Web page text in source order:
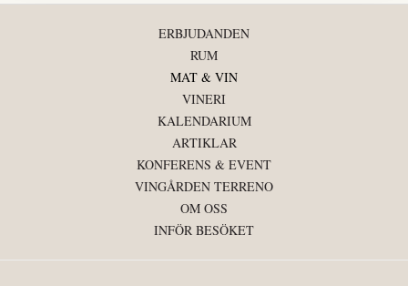
ERBJUDANDEN
RUM
MAT & VIN
VINERI
KALENDARIUM
ARTIKLAR
KONFERENS & EVENT
VINGÅRDEN TERRENO
OM OSS
INFÖR BESÖKET